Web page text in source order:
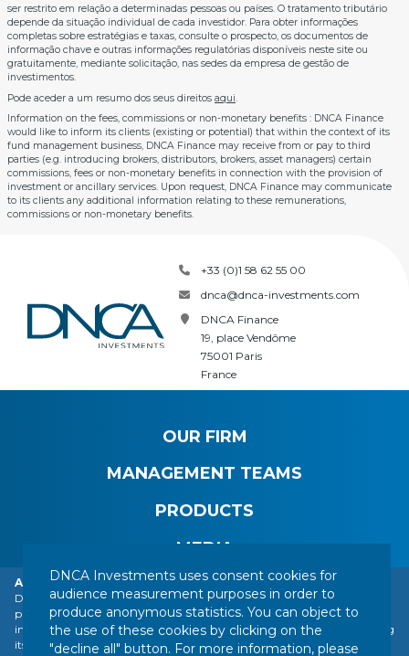
Alert: DNCA Finance identity theft.
DNCA Finance, an affiliate of Natixis Investment Managers, draws the
public's attention to the impersonation of DNCA Finance by various
individuals or companies based abroad, including a company presenting
itself as a financial services company called "Influx Finance". These
ser restrito em relação a determinadas pessoas ou países. O tratamento tributário
depende da situação individual de cada investidor. Para obter informações
completas sobre estratégias e taxas, consulte o prospecto, os documentos de
informação chave e outras informações regulatórias disponíveis neste site ou
gratuitamente, mediante solicitação, nas sedes da empresa de gestão de
investimentos.
Pode aceder a um resumo dos seus direitos aqui.
Information on the fees, commissions or non-monetary benefits : DNCA Finance
would like to inform its clients (existing or potential) that within the context of its
fund management business, DNCA Finance may receive from or pay to third
parties (e.g. introducing brokers, distributors, brokers, asset managers) certain
commissions, fees or non-monetary benefits in connection with the provision of
investment or ancillary services. Upon request, DNCA Finance may communicate
to its clients any additional information relating to these remunerations,
commissions or non-monetary benefits.
+33 (0)1 58 62 55 00
dnca@dnca-investments.com
DNCA Finance
19, place Vendôme
75001 Paris
France
OUR FIRM
MANAGEMENT TEAMS
PRODUCTS
MEDIA
CONTACT LEGAL NOTICE
REGULATORY INFORMATION
YOUR PERSONAL DATA
SITEMAP MANAGING COOKIES
DNCA Investments uses consent cookies for
audience measurement purposes in order to
produce anonymous statistics. You can object to
the use of these cookies by clicking on the
"decline all" button. For more information, please